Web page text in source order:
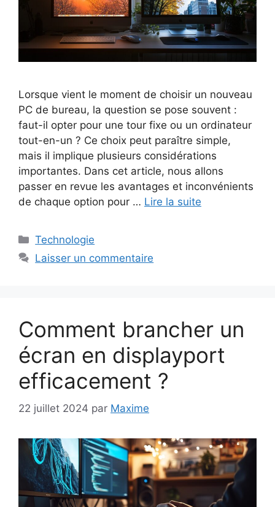
Lorsque vient le moment de choisir un nouveau
PC de bureau, la question se pose souvent :
faut-il opter pour une tour fixe ou un ordinateur
tout-en-un ? Ce choix peut paraître simple,
mais il implique plusieurs considérations
importantes. Dans cet article, nous allons
passer en revue les avantages et inconvénients
de chaque option pour … Lire la suite
Catégories
Technologie
Laisser un commentaire
Comment brancher un
écran en displayport
efficacement ?
22 juillet 2024 par Maxime